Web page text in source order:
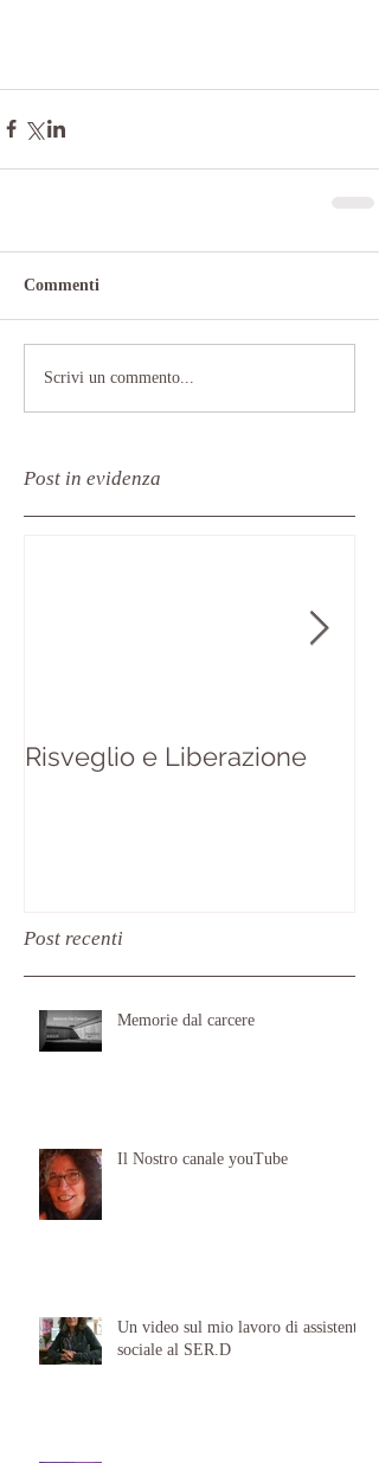
Commenti
Scrivi un commento...
Post in evidenza
Risveglio e Liberazione
Post recenti
Memorie dal carcere
Il Nostro canale youTube
Un video sul mio lavoro di assistente
sociale al SER.D